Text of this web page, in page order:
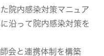
院内感染対策マニュア
沿って院内感染対策を
会と連携体制を構築